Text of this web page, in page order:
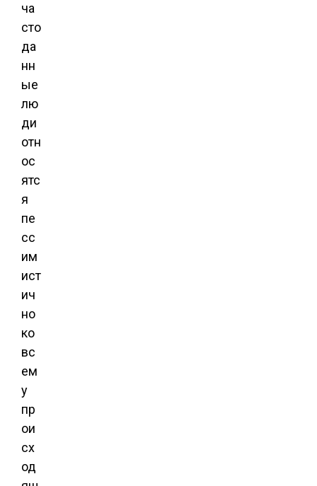
ча
сто
да
нн
ые
лю
ди
отн
ос
ятс
я
пе
сс
им
ист
ич
но
ко
вс
ем
у
пр
ои
сх
од